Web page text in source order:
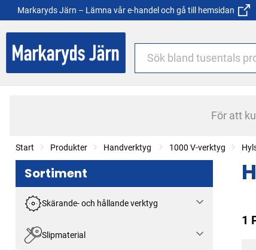
Markaryds Järn – Lämna vår e-handel och gå till hemsidan
För att
Start Produkter Handverktyg 1000 V-verktyg
Sortiment
Skärande- och hållande verktyg
Slipmaterial
1